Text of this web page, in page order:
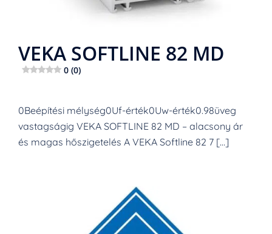
VEKA SOFTLINE 82 MD
0 (0)
0Beépítési mélység0Uf-érték0Uw-érték0.98üveg
vastagságig VEKA SOFTLINE 82 MD – alacsony ár
és magas hőszigetelés A VEKA Softline 82 7 […]